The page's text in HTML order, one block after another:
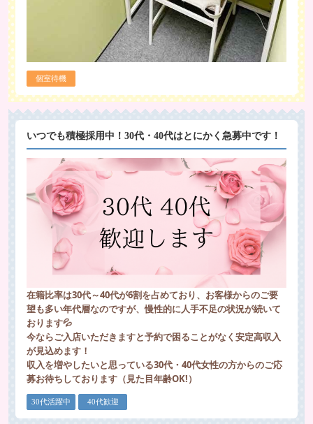
個室待機
いつでも積極採用中！30代・40代はとにかく急募中です！
在籍比率は30代～40代が6割を占めており、お客様からのご要
望も多い年代層なのですが、慢性的に人手不足の状況が続いて
おります💦
今ならご入店いただきますと予約で困ることがなく安定高収入
が見込めます！
収入を増やしたいと思っている30代・40代女性の方からのご応
募お待ちしております（見た目年齢OK!）
30代活躍中 40代歓迎